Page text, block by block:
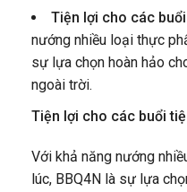
Tiện lợi cho các
nướng nhiều loại thực
sự lựa chọn hoàn hảo
ngoài trời.
Tiện lợi cho các buổi
Với khả năng nướng
lúc, BBQ4N là sự lựa